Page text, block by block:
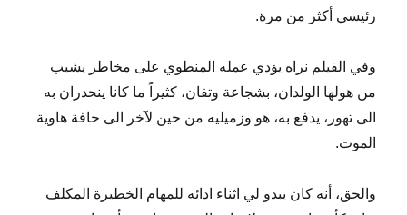
رئيسي أكثر من مرة.
وفي الفيلم نراه يؤدي عمله المنطوي على مخاطر يشيب
من هولها الولدان، بشجاعة وتفان، كثيراً ما كانا ينحدران به
الى تهور، يدفع به، هو وزميليه من حين لآخر الى حافة هاوية
الموت.
والحق، أنه كان يبدو لي اثناء ادائه للمهام الخطيرة المكلف